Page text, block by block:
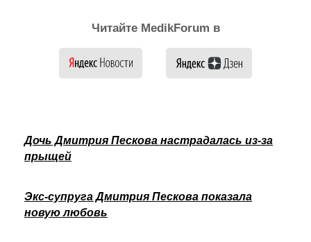
Читайте MedikForum в
Дочь Дмитрия Пескова настрадалась из-за
прыщей
Экс-супруга Дмитрия Пескова показала
новую любовь